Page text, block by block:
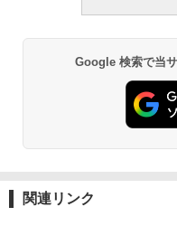
Google 検索で当
関連リンク